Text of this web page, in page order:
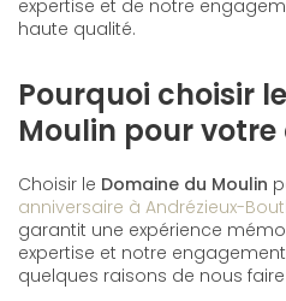
expertise et de notre
haute qualité.
Pourquoi choisir
Moulin pour
Choisir le Domaine du Moulin
anniversaire à Andrézieux-
garantit une expérience
expertise et notre
quelques raisons de nous